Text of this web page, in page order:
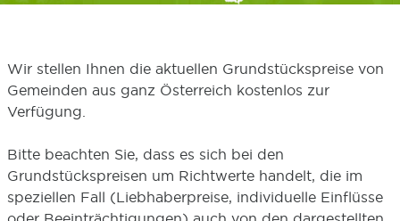
Wir stellen Ihnen die aktuellen Grundstückspreise von
Gemeinden aus ganz Österreich kostenlos zur
Verfügung.
Bitte beachten Sie, dass es sich bei den
Grundstückspreisen um Richtwerte handelt, die im
speziellen Fall (Liebhaberpreise, individuelle Einflüsse